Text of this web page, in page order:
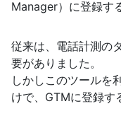
Manager）に登録す
従来は、電話計測の
要がありました。
しかしこのツールを
けで、GTMに登録す